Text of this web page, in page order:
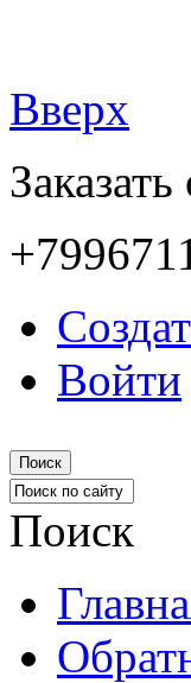
Вверх
Войти
Поиск
Поиск